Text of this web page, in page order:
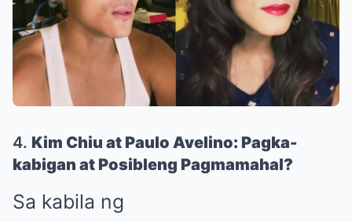
4. Kim Chiu at Paulo Avelino: Pagka-
kabigan at Posibleng Pagmamahal?
Sa kabila ng